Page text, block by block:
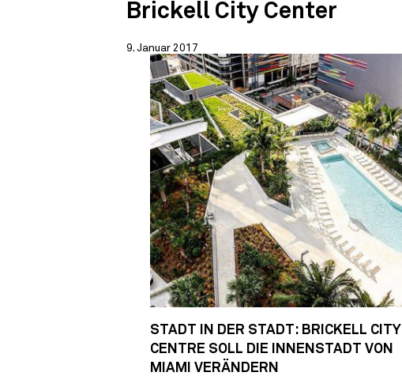
Brickell City Center
9. Januar 2017
STADT IN DER STADT: BRICKELL CITY
CENTRE SOLL DIE INNENSTADT VON
MIAMI VERÄNDERN